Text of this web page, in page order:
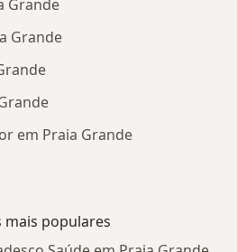
Grande
Grande
em Praia Grande
mais populares